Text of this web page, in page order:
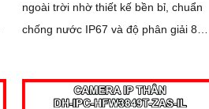
ngoài trời nhờ thiết kế bền bỉ, chuẩn
chống nước IP67 và độ phân giải 8MP
nhớ hỗ trợ đến 1TB, hồng ngoại tầm